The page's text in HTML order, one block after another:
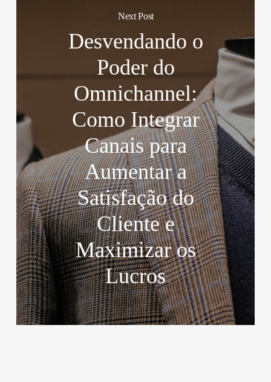
Next Post
Desvendando o
Poder do
Omnichannel:
Como Integrar
Canais para
Aumentar a
Satisfação do
Cliente e
Maximizar os
Lucros